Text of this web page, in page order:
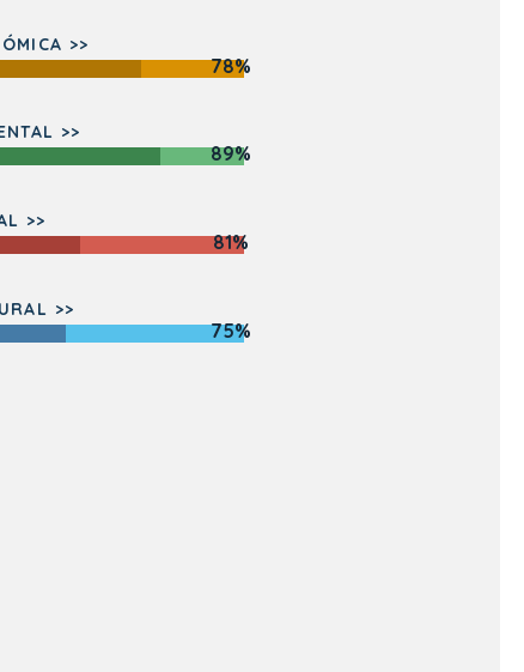
>>
78%
>>
89%
>>
81%
>>
75%